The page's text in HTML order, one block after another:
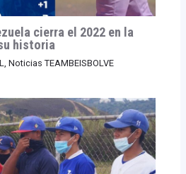
cierra el 2022 en la
historia
Noticias TEAMBEISBOLVE